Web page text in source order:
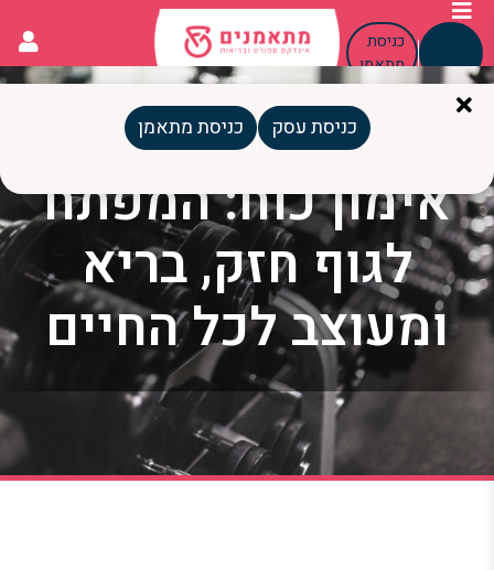
עסק
כניסת
מתאמן
כניסת עסק כניסת מתאמן
אימון כוח: המפתח
לגוף חזק, בריא
ומעוצב לכל החיים